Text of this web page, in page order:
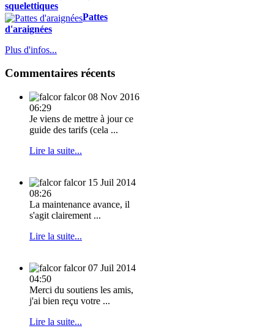
squelettiques
Pattes
d'araignées
Plus d'infos...
Commentaires récents
falcor 08 Nov 2016
06:29
Je viens de mettre à jour ce
guide des tarifs (cela ...
Lire la suite...
falcor 15 Juil 2014
08:26
La maintenance avance, il
s'agit clairement ...
Lire la suite...
falcor 07 Juil 2014
04:50
Merci du soutiens les amis,
j'ai bien reçu votre ...
Lire la suite...